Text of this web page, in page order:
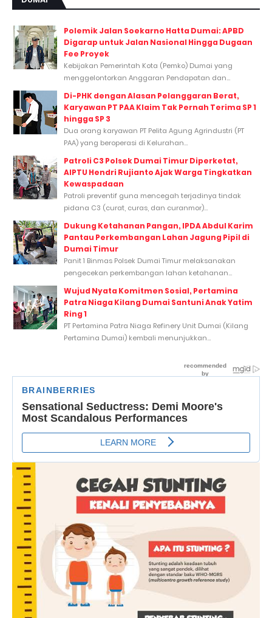
Polemik Jalan Soekarno Hatta Dumai: APBD
Digarap untuk Jalan Nasional Hingga Dugaan
Fee Proyek
Kebijakan Pemerintah Kota (Pemko) Dumai yang
menggelontorkan Anggaran Pendapatan dan...
Di-PHK dengan Alasan Pelanggaran Berat,
Karyawan PT PAA Klaim Tak Pernah Terima SP 1
hingga SP 3
Dua orang karyawan PT Pelita Agung Agrindustri (PT
PAA) yang beroperasi di Kelurahan...
Patroli C3 Polsek Dumai Timur Diperketat,
AIPTU Hendri Rujianto Ajak Warga Tingkatkan
Kewaspadaan
Patroli preventif guna mencegah terjadinya tindak
pidana C3 (curat, curas, dan curanmor)...
Dukung Ketahanan Pangan, IPDA Abdul Karim
Pantau Perkembangan Lahan Jagung Pipil di
Dumai Timur
Panit 1 Binmas Polsek Dumai Timur melaksanakan
pengecekan perkembangan lahan ketahanan...
Wujud Nyata Komitmen Sosial, Pertamina
Patra Niaga Kilang Dumai Santuni Anak Yatim
Ring 1
PT Pertamina Patra Niaga Refinery Unit Dumai (Kilang
Pertamina Dumai) kembali menunjukkan...